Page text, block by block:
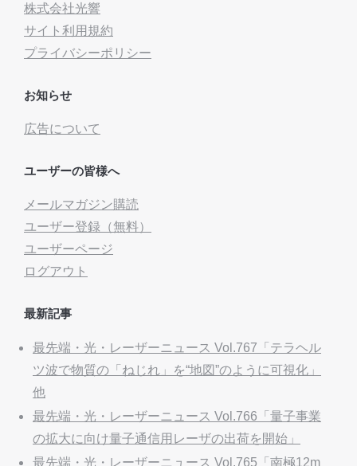
株式会社光響
サイト利用規約
プライバシーポリシー
お知らせ
広告について
ユーザーの皆様へ
メールマガジン購読
ユーザー登録（無料）
ユーザーページ
ログアウト
最新記事
最先端・光・レーザーニュース Vol.767「テラヘル
ツ波で物質の「ねじれ」を“地図”のように可視化」
他
最先端・光・レーザーニュース Vol.766「量子事業
の拡大に向け量子通信用レーザの出荷を開始」
最先端・光・レーザーニュース Vol.765「南極12m